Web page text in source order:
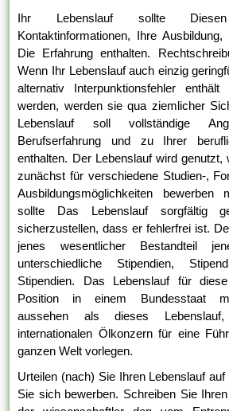
Ihr Lebenslauf sollte
Kontaktinformationen, Ihre
Die Erfahrung enthalten.
Wenn Ihr Lebenslauf auch einzig
alternativ Interpunktionsfehler
werden, werden sie qua ziemlicher
Lebenslauf soll vollständige
Berufserfahrung und zu Ihrer
enthalten. Der Lebenslauf wird genutzt,
zunächst für verschiedene Studien-,
Ausbildungsmöglichkeiten bewerben
sollte Das Lebenslauf sorgfältig
sicherzustellen, dass er fehlerfrei ist.
jenes wesentlicher Bestandteil
unterschiedliche Stipendien,
Stipendien. Das Lebenslauf für
Position in einem Bundesstaat
aussehen als dieses
internationalen Ölkonzern für eine
ganzen Welt vorlegen.
Urteilen (nach) Sie Ihren Lebenslauf
Sie sich bewerben. Schreiben Sie